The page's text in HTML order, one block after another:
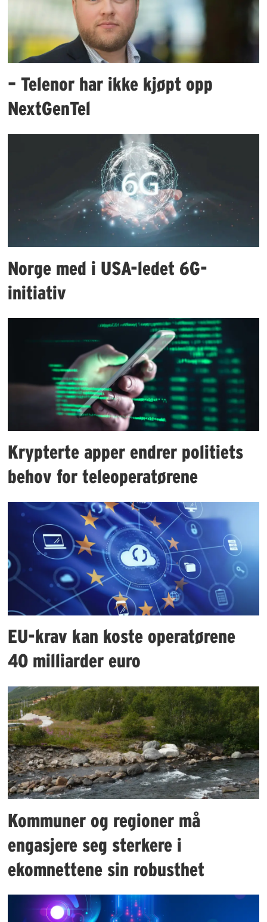
– Telenor har ikke kjøpt opp
NextGenTel
Norge med i USA-ledet 6G-
initiativ
Krypterte apper endrer politiets
behov for teleoperatørene
EU-krav kan koste operatørene
40 milliarder euro
Kommuner og regioner må
engasjere seg sterkere i
ekomnettene sin robusthet